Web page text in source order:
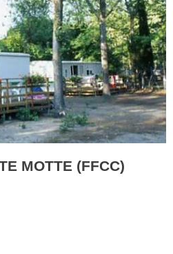
MOTTE (FFCC)